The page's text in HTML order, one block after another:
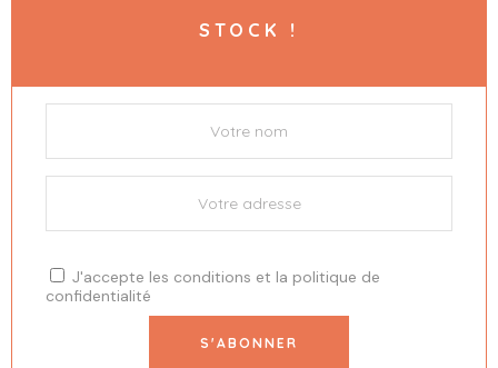
STOCK !
J'accepte les conditions et la politique de
confidentialité